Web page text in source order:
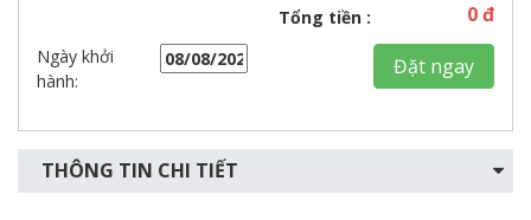
Tổng tiền : 0đ
Ngày khởi
hành:
Đặt ngay
THÔNG TIN CHI TIẾT